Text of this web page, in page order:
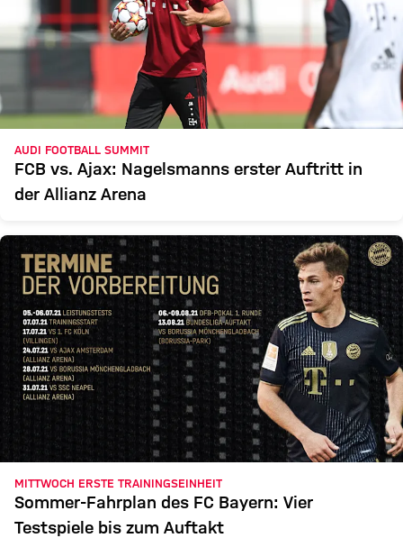
AUDI FOOTBALL SUMMIT
FCB vs. Ajax: Nagelsmanns erster Auftritt in
der Allianz Arena
MITTWOCH ERSTE TRAININGSEINHEIT
Sommer-Fahrplan des FC Bayern: Vier
Testspiele bis zum Auftakt